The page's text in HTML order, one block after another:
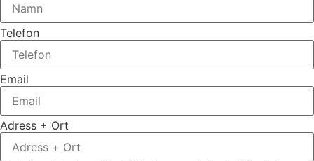
Telefon
Email
Adress + Ort